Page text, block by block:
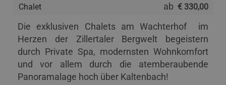
Chalet ab € 330,00
Die exklusiven Chalets am Wachterhof im
Herzen der Zillertaler Bergwelt begeistern
durch Private Spa, modernsten Wohnkomfort
und vor allem durch die atemberaubende
Panoramalage hoch über Kaltenbach!